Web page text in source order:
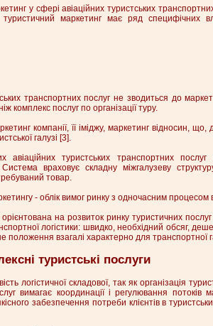
у сфері авіаційних туристських
маркетинг має ряд специфічних
транспортних послуг не зводиться до
комплекс послуг по організації туру.
компанії, її іміджу, маркетинг відносин, що,
галузі [3].
туристських транспортних послуг
враховує складну міжгалузеву
товар.
- облік вимог ринку з одночасним процесом
орієнтована на розвиток ринку туристичних
логістики: швидко, необхідний обсяг,
взагалі характерно для транспортної
туристські послуги
логістичної складової, так як організація
вимагає координації і регулювання потоків
забезпечення потреби клієнтів в